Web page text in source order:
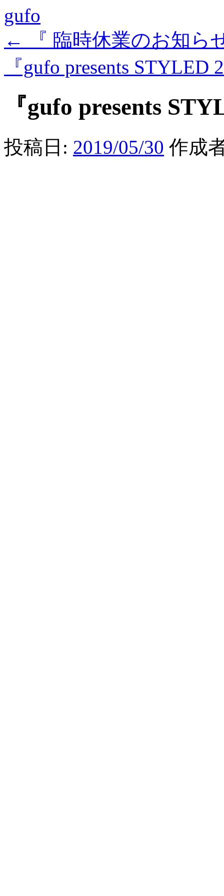
gufo
←
『 臨時休業のお知ら
『gufo presents STYLED
『gufo presents
投稿日: 2019/05/30 作成